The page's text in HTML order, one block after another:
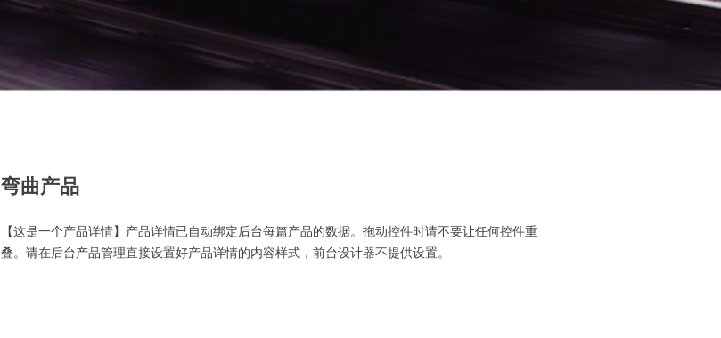
弯曲产品
【这是一个产品详情】产品详情已自动绑定后台每篇产品的数据。拖动控件时请不要让任何控件重
叠。请在后台产品管理直接设置好产品详情的内容样式，前台设计器不提供设置。